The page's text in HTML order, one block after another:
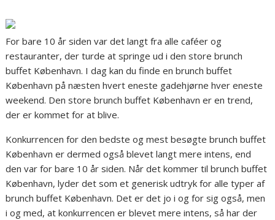
For bare 10 år siden var det langt fra alle caféer og
restauranter, der turde at springe ud i den store brunch
buffet København. I dag kan du finde en brunch buffet
København på næsten hvert eneste gadehjørne hver eneste
weekend. Den store brunch buffet København er en trend,
der er kommet for at blive.
Konkurrencen for den bedste og mest besøgte brunch buffet
København er dermed også blevet langt mere intens, end
den var for bare 10 år siden. Når det kommer til brunch buffet
København, lyder det som et generisk udtryk for alle typer af
brunch buffet København. Det er det jo i og for sig også, men
i og med, at konkurrencen er blevet mere intens, så har der